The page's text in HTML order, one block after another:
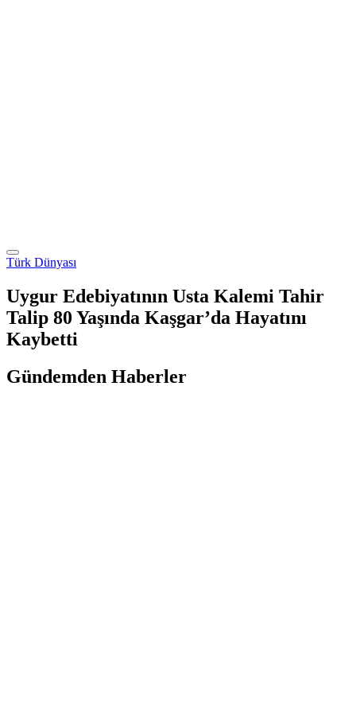
Türk Dünyası
Uygur Edebiyatının Usta Kalemi Tahir
Talip 80 Yaşında Kaşgar’da Hayatını
Kaybetti
Gündemden Haberler